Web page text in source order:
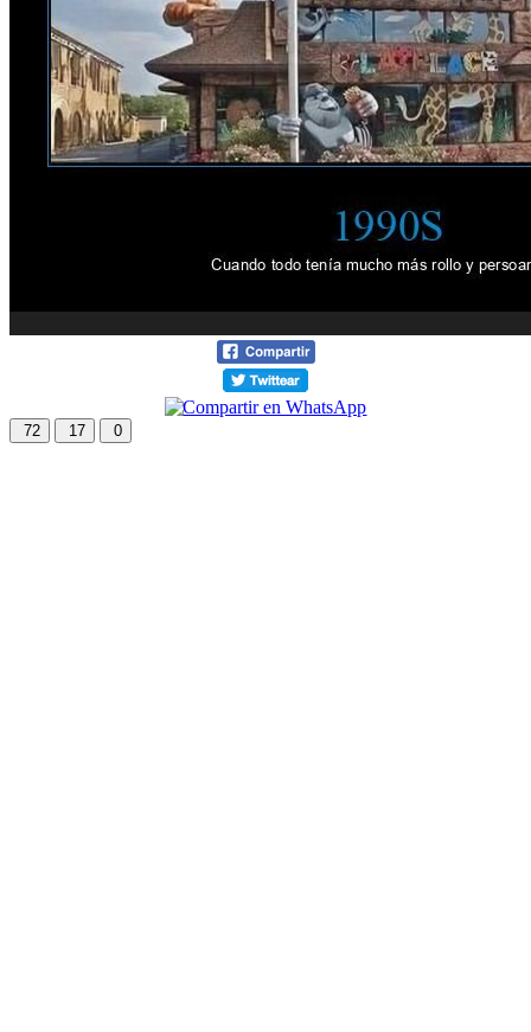
72 17 0